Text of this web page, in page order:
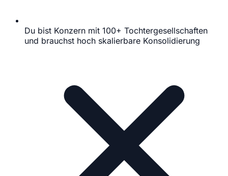
Du bist Konzern mit 100+ Tochtergesellschaften
und brauchst hoch skalierbare Konsolidierung